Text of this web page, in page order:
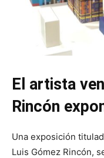
El artista
Rincón
Una exposición
Luis Gómez Rincón,